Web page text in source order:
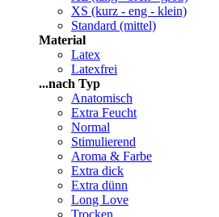
XS (kurz - eng - klein)
Standard (mittel)
Material
Latex
Latexfrei
...nach Typ
Anatomisch
Extra Feucht
Normal
Stimulierend
Aroma & Farbe
Extra dick
Extra dünn
Long Love
Trocken